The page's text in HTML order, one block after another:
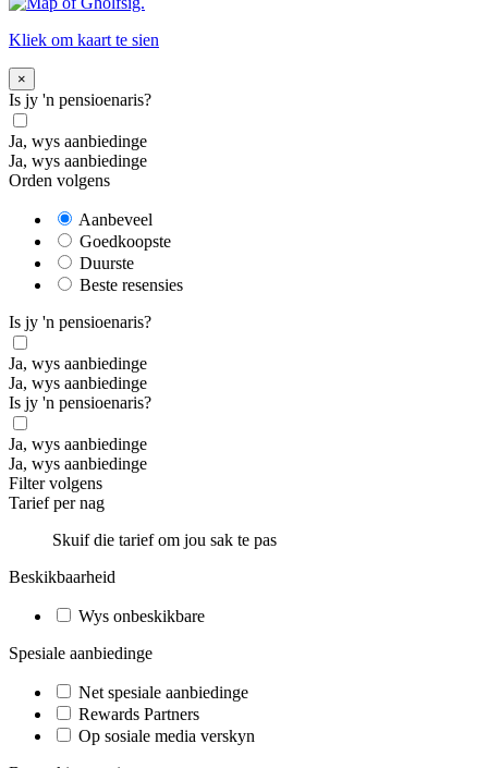
Kliek om kaart te sien
×
Is jy 'n pensioenaris?
Ja, wys aanbiedinge
Ja, wys aanbiedinge
Orden volgens
Aanbeveel
Goedkoopste
Duurste
Beste resensies
Is jy 'n pensioenaris?
Ja, wys aanbiedinge
Ja, wys aanbiedinge
Is jy 'n pensioenaris?
Ja, wys aanbiedinge
Ja, wys aanbiedinge
Filter volgens
Tarief per nag
Skuif die tarief om jou sak te pas
Beskikbaarheid
Wys onbeskikbare
Spesiale aanbiedinge
Net spesiale aanbiedinge
Rewards Partners
Op sosiale media verskyn